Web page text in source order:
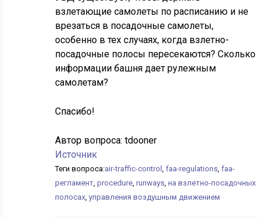
взлетающие самолеты по расписанию и не
врезаться в посадочные самолеты,
особенно в тех случаях, когда взлетно-
посадочные полосы пересекаются? Сколько
информации башня дает рулежным
самолетам?
Спасибо!
Автор вопроса:tdooner
Источник
Теги вопроса:air-traffic-control,faa-regulations,faa-
регламент,procedure,runways,на взлетно-посадочных
полосах,управления воздушным движением